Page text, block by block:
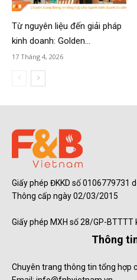
Từ nguyên liệu đến giải pháp
kinh doanh: Golden...
17 Tháng 4, 2026
Giấy phép ĐKKD số 0106779731
Thông cấp ngày 02/03/2015
Giấy phép MXH số 28/GP-
Thông
Chuyên trang thông tin tổng hợp